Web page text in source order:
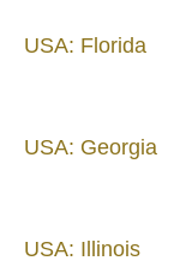
USA: Florida
USA: Georgia
USA: Illinois